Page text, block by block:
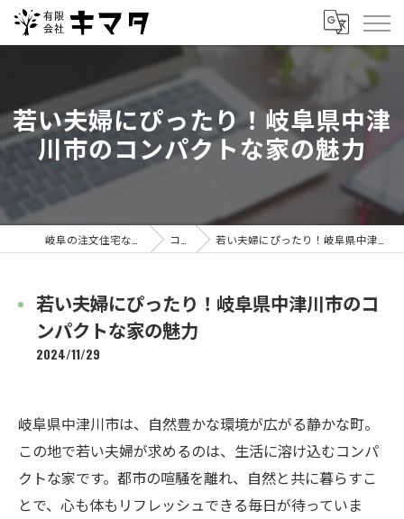
若い夫婦にぴったり！岐阜県中津
川市のコンパクトな家の魅力
コラム 若い夫婦にぴったり！岐阜県中津川市のコンパクトな家の魅力
若い夫婦にぴったり！岐阜県中津川市のコ
ンパクトな家の魅力
2024/11/29
岐阜県中津川市は、自然豊かな環境が広がる静かな町。
この地で若い夫婦が求めるのは、生活に溶け込むコンパ
クトな家です。都市の喧騒を離れ、自然と共に暮らすこ
とで、心も体もリフレッシュできる毎日が待っていま